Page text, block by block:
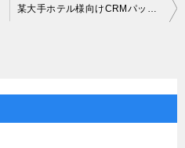
某大手ホテル様向けCRMパッケージを利用したPHP開発